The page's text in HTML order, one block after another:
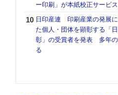
ー印刷」が本紙校正サービ
日印産連 印刷産業の発展
た個人・団体を顕彰する「
彰」の受賞者を発表 多年の
る